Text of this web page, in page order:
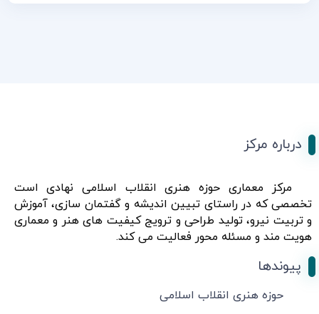
درباره مرکز
مرکز معماری حوزه هنری انقلاب اسلامی نهادی است
تخصصی که در راستای تبیین اندیشه و گفتمان سازی، آموزش
و تربیت نیرو، تولید طراحی و ترویج کیفیت های هنر و معماری
هویت مند و مسئله محور فعالیت می کند.
پیوندها
حوزه هنری انقلاب اسلامی